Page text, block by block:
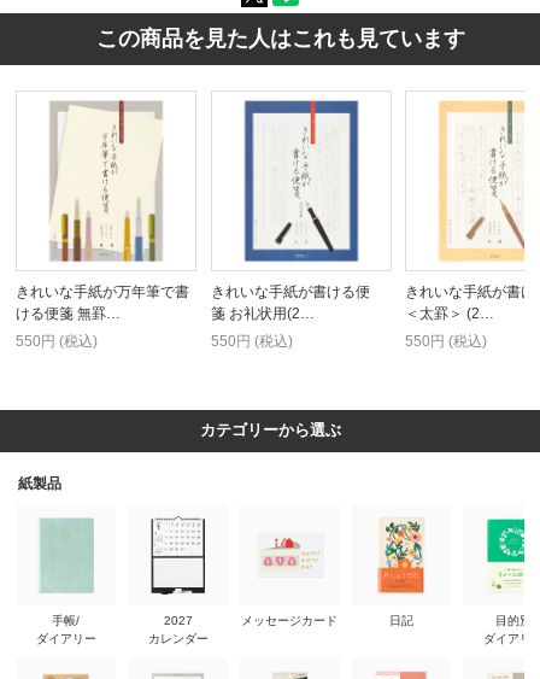
この商品を見た人はこれも見ています
きれいな手紙が万年筆で書
ける便箋 無罫…
550円 (税込)
きれいな手紙が書ける便
箋 お礼状用(2…
550円 (税込)
きれいな手紙が書け
＜太罫＞ (2…
550円 (税込)
カテゴリーから選ぶ
紙製品
手帳/
ダイアリー
2027
カレンダー
メッセージカード 日記
目的別
ダイアリ